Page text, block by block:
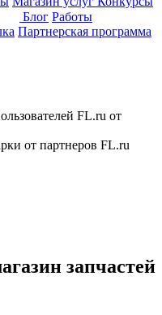
Блог Работы
Партнерская программа
FL.ru от
от партнеров FL.ru
запчастей